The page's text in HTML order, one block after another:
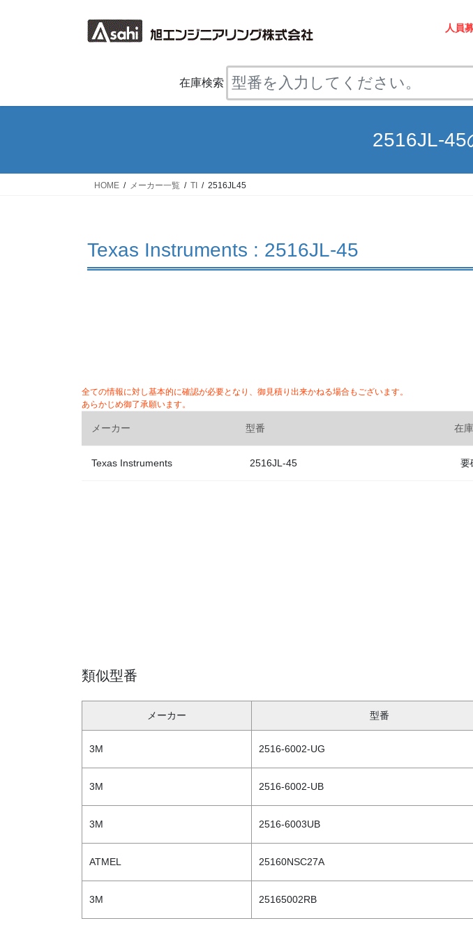
ス
ン
人員
在庫検索
2516JL-45
HOME メーカー一覧 TI 2516JL45
Texas Instruments : 2516JL-45
全ての情報に対し基本的に確認が必要となり、御見積り出来かねる場合もございます。
あらかじめ御了承願います。
メーカー 型番 在
Texas Instruments 2516JL-45 要
類似型番
メーカー 型番
3M 2516-6002-UG
3M 2516-6002-UB
3M 2516-6003UB
ATMEL 25160NSC27A
3M 25165002RB